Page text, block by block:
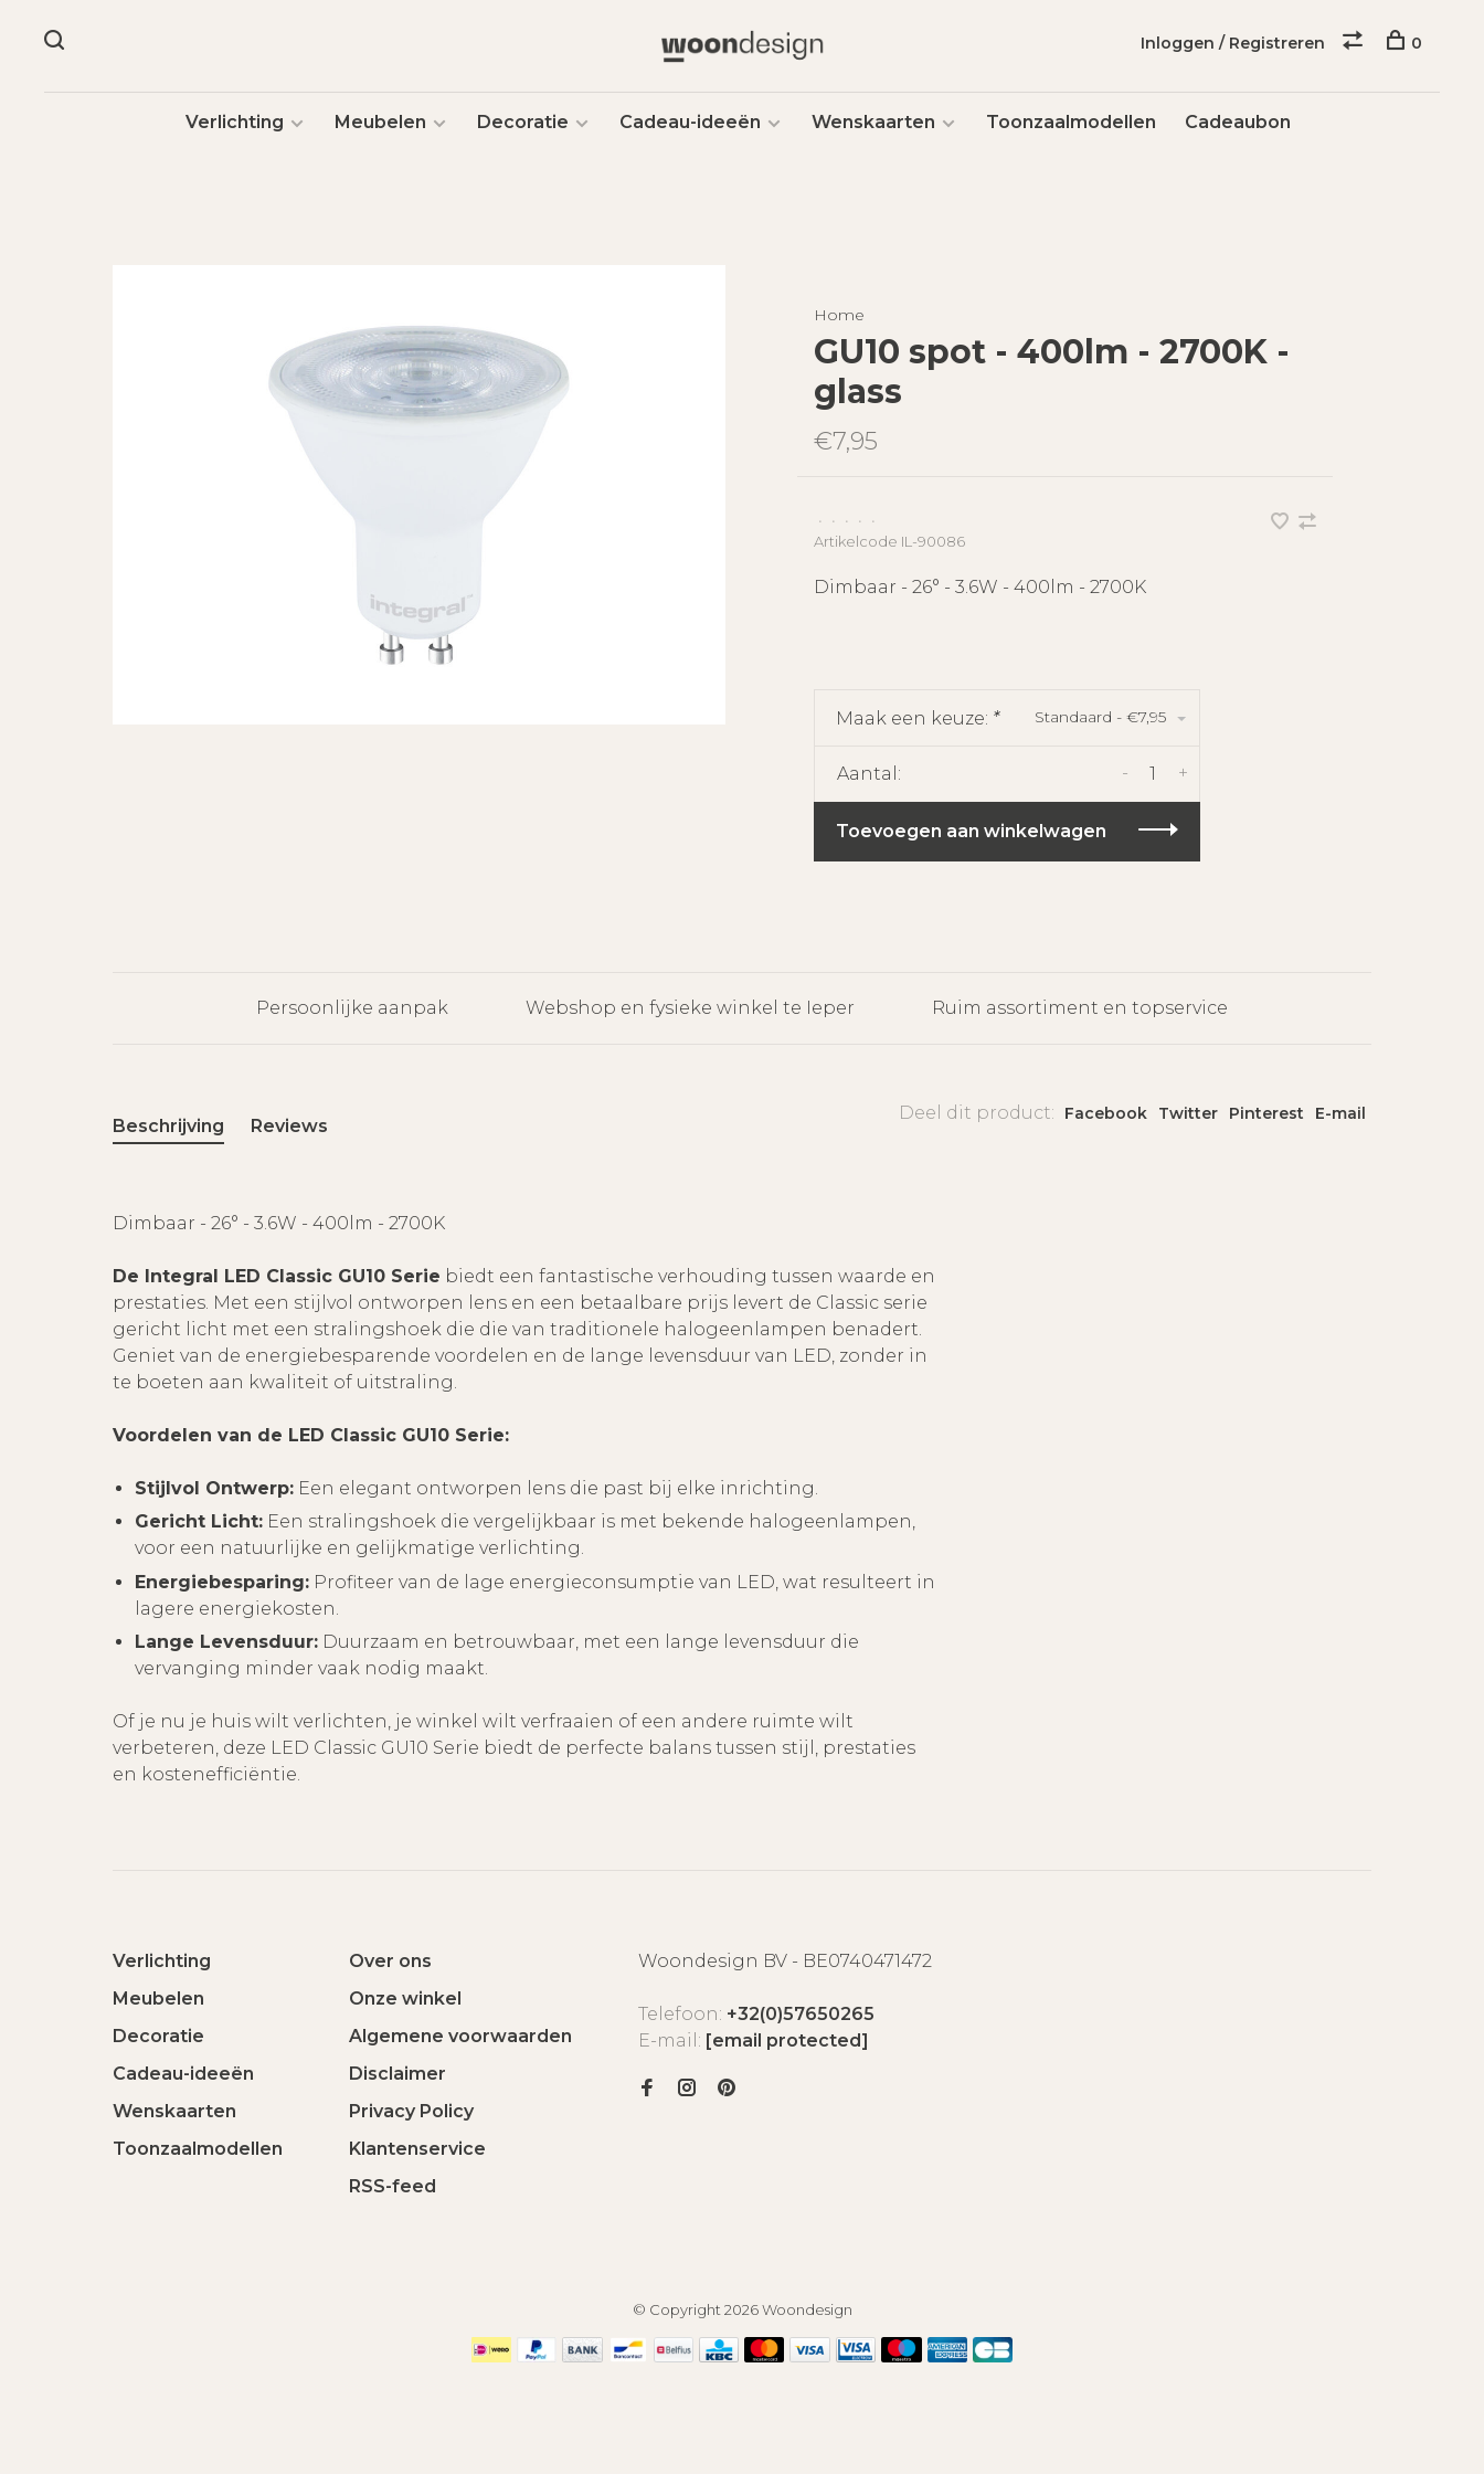
Verlichting Meubelen Decoratie Cadeau-ideeën Wenskaarten Toonzaalmodellen Cadeaubon
Inloggen / Registreren 0
Home
GU10 spot - 400lm - 2700K -
glass
€7,95
• • • •
•
Artikelcode IL-90086
Dimbaar - 26° - 3.6W - 400lm - 2700K
Maak een keuze: * Standaard - €7,95
Aantal: +
-
Toevoegen aan winkelwagen
Persoonlijke aanpak Webshop en fysieke winkel te Ieper Ruim assortiment en topservice
Deel dit product: Facebook Twitter Pinterest E-mail
Beschrijving Reviews
Dimbaar - 26° - 3.6W - 400lm - 2700K
De Integral LED Classic GU10 Serie biedt een fantastische verhouding tussen waarde en
prestaties. Met een stijlvol ontworpen lens en een betaalbare prijs levert de Classic serie
gericht licht met een stralingshoek die die van traditionele halogeenlampen benadert.
Geniet van de energiebesparende voordelen en de lange levensduur van LED, zonder in
te boeten aan kwaliteit of uitstraling.
Voordelen van de LED Classic GU10 Serie:
Stijlvol Ontwerp: Een elegant ontworpen lens die past bij elke inrichting.
Gericht Licht: Een stralingshoek die vergelijkbaar is met bekende halogeenlampen,
voor een natuurlijke en gelijkmatige verlichting.
Energiebesparing: Profiteer van de lage energieconsumptie van LED, wat resulteert in
lagere energiekosten.
Lange Levensduur: Duurzaam en betrouwbaar, met een lange levensduur die
vervanging minder vaak nodig maakt.
Of je nu je huis wilt verlichten, je winkel wilt verfraaien of een andere ruimte wilt
verbeteren, deze LED Classic GU10 Serie biedt de perfecte balans tussen stijl, prestaties
en kostenefficiëntie.
Verlichting
Meubelen
Decoratie
Cadeau-ideeën
Wenskaarten
Toonzaalmodellen
Over ons
Onze winkel
Algemene voorwaarden
Disclaimer
Privacy Policy
Klantenservice
RSS-feed
Woondesign BV - BE0740471472
Telefoon: +32(0)57650265
E-mail: [email protected]
© Copyright 2026 Woondesign